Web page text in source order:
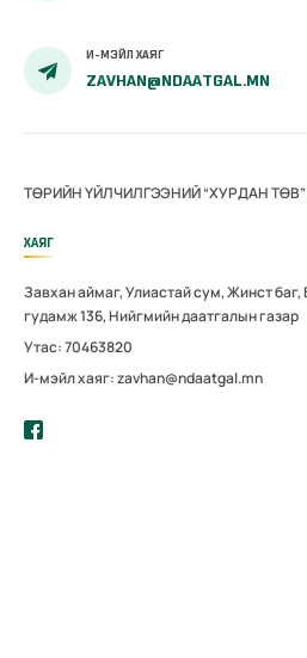
И-МЭЙЛ ХАЯГ
ZAVHAN@NDAATGAL.MN
ТӨРИЙН ҮЙЛЧИЛГЭЭНИЙ “ХУРДАН
ХАЯГ
Завхан аймаг, Улиастай сум, Жинст
гудамж 136, Нийгмийн даатгалын газар
Утас: 70463820
И-мэйл хаяг: zavhan@ndaatgal.mn